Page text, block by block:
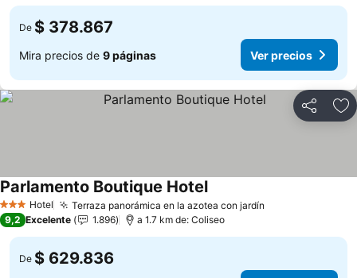
De $ 378.867
Mira precios de 9 páginas Ver precios
Compartir
3 Estrellas
Hotel Terraza panorámica en la azotea con jardín
Parlamento Boutique Hotel
9,2 Excelente 1.896 a 1.7 km de: Coliseo
De $ 629.836